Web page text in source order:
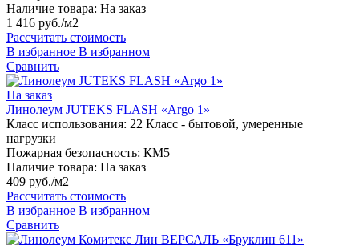
Наличие товара: На заказ
1 416 руб./м2
Рассчитать стоимость
В избранное В избранном
Сравнить
На заказ
Линолеум JUTEKS FLASH «Argo 1»
Класс использования: 22 Класс - бытовой, умеренные
нагрузки
Пожарная безопасность: КМ5
Наличие товара: На заказ
409 руб./м2
Рассчитать стоимость
В избранное В избранном
Сравнить